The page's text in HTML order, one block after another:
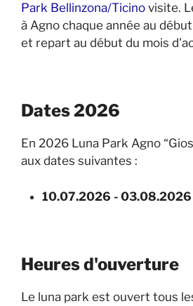
Park Bellinzona/Ticino visite.
à Agno chaque année au
et repart au début du mois
Dates 2026
En 2026 Luna Park Agno
aux dates suivantes :
10.07.2026 - 03.08.2026
Heures d'ouverture
Le luna park est ouvert tous